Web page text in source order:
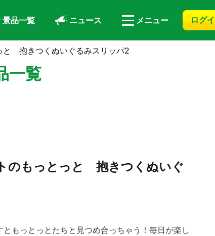
景品一覧 ニュース メニュー ログ
と 抱きつくぬいぐるみスリッパ2
一覧
のもっとっと 抱きつくぬいぐ
もっとっとたちと見つめ合っちゃう！毎日が楽し